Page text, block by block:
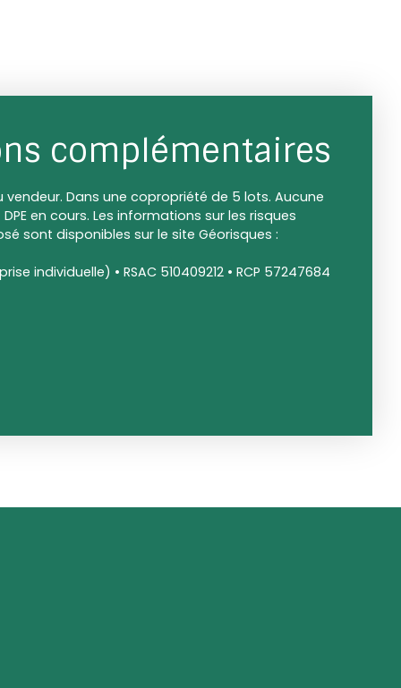
complémentaires
Dans une copropriété de 5 lots. Aucune
en cours. Les informations sur les risques
sont disponibles sur le site Géorisques :
individuelle) • RSAC 510409212 • RCP 57247684